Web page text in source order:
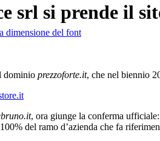
srl si prende il
dimensione del font
dominio prezzoforte.it, che nel biennio
, ora giunge la conferma
del ramo d’azienda che fa